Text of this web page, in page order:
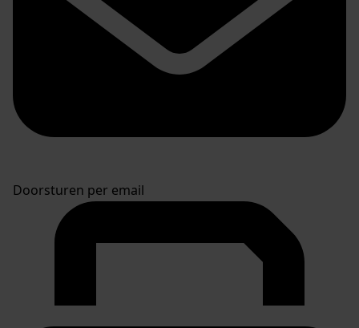
Doorsturen per email